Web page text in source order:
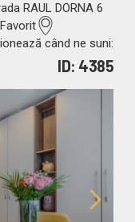
RAUL DORNA 6
când ne suni:
ID: 4385